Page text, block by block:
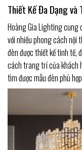
Thiết Kế Đa Dạng và
Hoàng Gia Lighting cung
với nhiều phong cách nội
đèn được thiết kế tinh tế,
cách trang trí của khách
tìm được mẫu đèn phù